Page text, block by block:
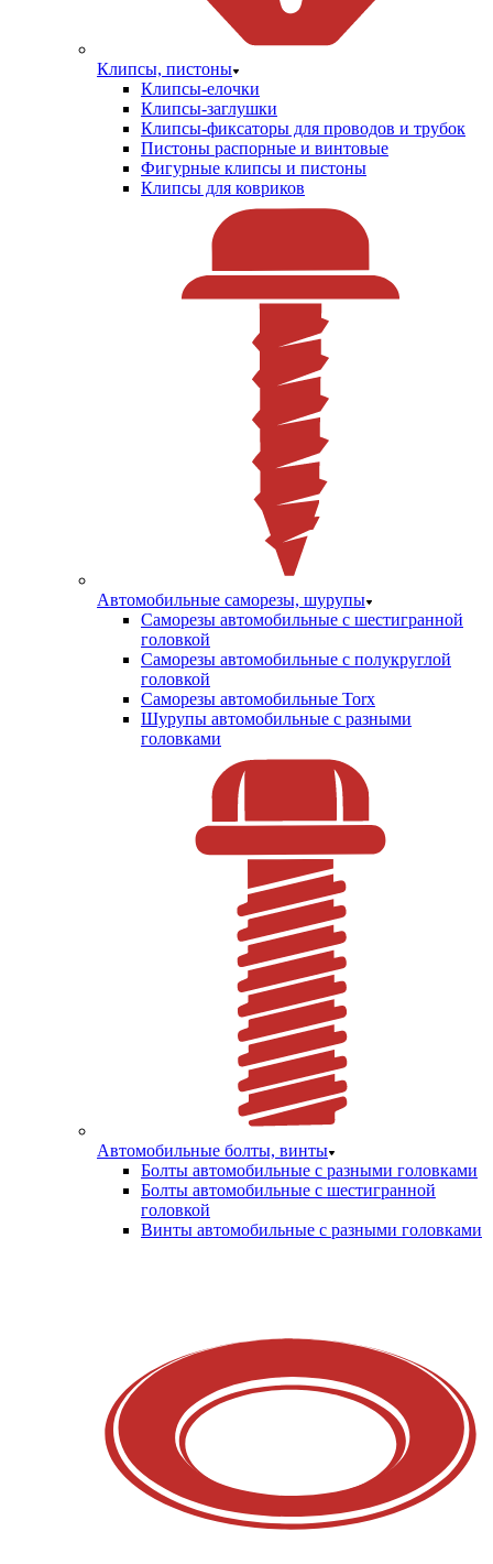
Клипсы, пистоны
Клипсы-елочки
Клипсы-заглушки
Клипсы-фиксаторы для проводов и трубок
Пистоны распорные и винтовые
Фигурные клипсы и пистоны
Клипсы для ковриков
Автомобильные саморезы, шурупы
Саморезы автомобильные с шестигранной
головкой
Саморезы автомобильные с полукруглой
головкой
Саморезы автомобильные Torx
Шурупы автомобильные с разными
головками
Автомобильные болты, винты
Болты автомобильные с разными головками
Болты автомобильные с шестигранной
головкой
Винты автомобильные с разными головками